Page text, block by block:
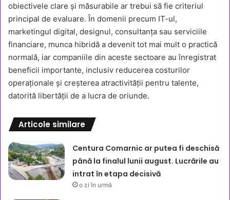
obiectivele clare și măsurabile ar trebui să fie criteriul
principal de evaluare. În domenii precum IT-ul,
marketingul digital, designul, consultanța sau serviciile
financiare, munca hibridă a devenit tot mai mult o practică
normală, iar companiile din aceste sectoare au înregistrat
beneficii importante, inclusiv reducerea costurilor
operaționale și creșterea atractivității pentru talente,
datorită libertății de a lucra de oriunde.
Articole similare
Centura Comarnic ar putea fi deschisă
până la finalul lunii august. Lucrările au
intrat în etapa decisivă
o zi în urmă